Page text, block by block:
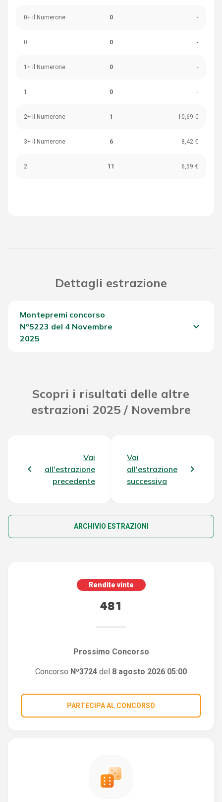
0+ il Numerone 0 -
0 0 -
1+ il Numerone 0 -
1 0 -
2+ il Numerone 1 10,69 €
3+ il Numerone 6 8,42 €
2 11 6,59 €
Dettagli estrazione
Montepremi concorso
Nº5223 del 4 Novembre
2025
keyboard_arrow_down
Scopri i risultati delle altre
estrazioni 2025 / Novembre
Vai
all'estrazione
precedente
Vai
all'estrazione
successiva
ARCHIVIO ESTRAZIONI
Rendite vinte
481
Prossimo Concorso
Concorso Nº3724 del 8 agosto 2026 05:00
PARTECIPA AL CONCORSO